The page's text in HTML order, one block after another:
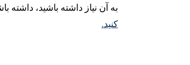
به آن نیاز داشته باشید، داشته
کنید.